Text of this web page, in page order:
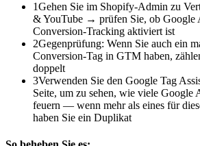
1Gehen Sie im Shopify-Admin zu
& YouTube → prüfen Sie, ob Google
Conversion-Tracking aktiviert ist
2Gegenprüfung: Wenn Sie auch ein
Conversion-Tag in GTM haben,
doppelt
3Verwenden Sie den Google Tag
Seite, um zu sehen, wie viele Google
feuern — wenn mehr als eines für
haben Sie ein Duplikat